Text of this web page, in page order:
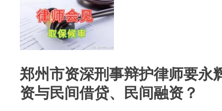
郑州市资深刑事辩护律师要永
资与民间借贷、民间融资？